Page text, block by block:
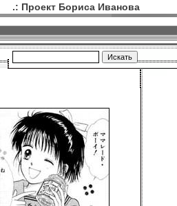
.: Проект Бориса Иванова